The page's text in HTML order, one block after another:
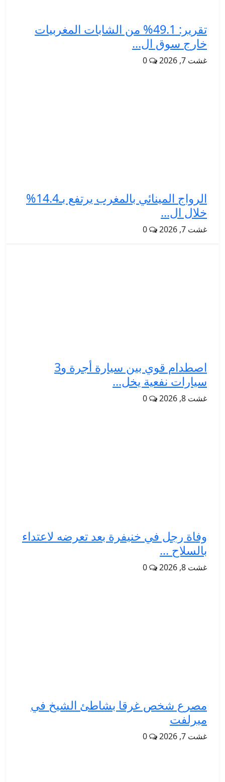
تقرير: 49.1% من الشابات المغربيات
خارج سوق ال...
غشت 7, 2026 0
الرواج المينائي بالمغرب يرتفع بـ14.4%
خلال ال...
غشت 7, 2026 0
اصطدام قوي بين سيارة أجرة و3
سيارات نفعية يخل...
غشت 8, 2026 0
وفاة رجل في خنيفرة بعد تعرضه لاعتداء
بالسلاح ...
غشت 8, 2026 0
مصرع شخص غرقا بشاطئ الشيخ في
ميرلفت
غشت 7, 2026 0